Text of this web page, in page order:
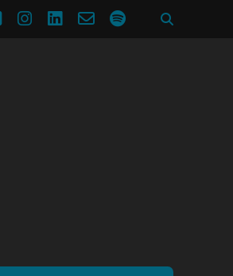
facebookinstagram
linkedin
email-spotify